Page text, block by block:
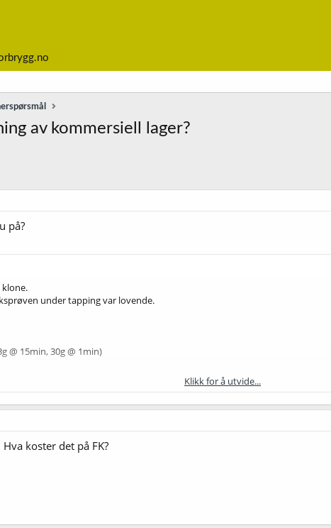
av kommersiell lager?
på?
under tapping var lovende.
@ 15min, 30g @ 1min)
Klikk for å utvide...
koster det på FK?